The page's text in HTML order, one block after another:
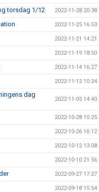
torsdag 1/12 2022-11-28 20:38
2022-11-25 16:53
2022-11-21 14:21
2022-11-19 18:50
2022-11-14 16:27
2022-11-12 10:24
dag
2022-11-05 14:40
2022-10-28 10:25
2022-10-26 16:12
2022-10-12 13:08
2022-10-10 21:56
2022-09-27 17:27
2022-09-18 15:54